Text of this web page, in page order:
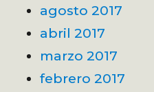
agosto 2017
abril 2017
marzo 2017
febrero 2017